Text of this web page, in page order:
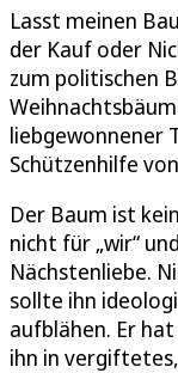
Lasst meinen
der Kauf oder
zum politischen
liebgewonnener
Schützenhilfe
Der Baum ist
nicht für „wir“
Nächstenliebe.
sollte ihn
aufblähen. Er
ihn in